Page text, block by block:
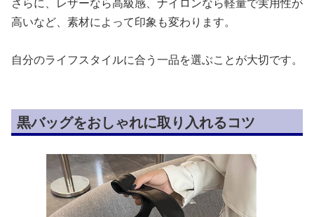
高いなど、素材によって印象も変わります。
自分のライフスタイルに合う一品を選ぶことが大切です。
黒バッグをおしゃれに取り入れるコツ